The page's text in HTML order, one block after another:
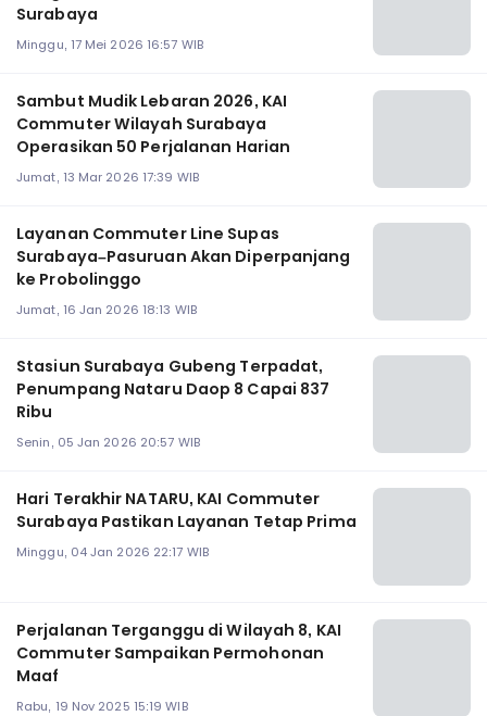
Surabaya
Minggu, 17 Mei 2026 16:57 WIB
Sambut Mudik Lebaran 2026, KAI
Commuter Wilayah Surabaya
Operasikan 50 Perjalanan Harian
Jumat, 13 Mar 2026 17:39 WIB
Layanan Commuter Line Supas
Surabaya–Pasuruan Akan Diperpanjang
ke Probolinggo
Jumat, 16 Jan 2026 18:13 WIB
Stasiun Surabaya Gubeng Terpadat,
Penumpang Nataru Daop 8 Capai 837
Ribu
Senin, 05 Jan 2026 20:57 WIB
Hari Terakhir NATARU, KAI Commuter
Surabaya Pastikan Layanan Tetap Prima
Minggu, 04 Jan 2026 22:17 WIB
Perjalanan Terganggu di Wilayah 8, KAI
Commuter Sampaikan Permohonan
Maaf
Rabu, 19 Nov 2025 15:19 WIB